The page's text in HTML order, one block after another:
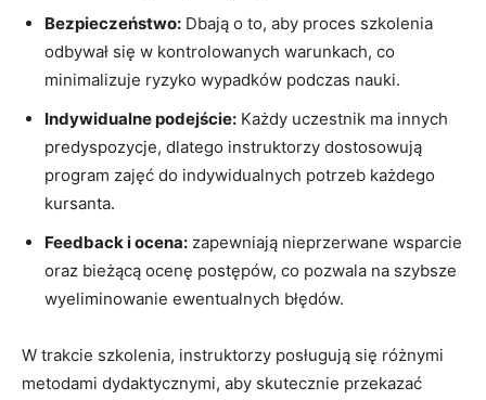
Bezpieczeństwo: Dbają o to, aby proces‍ szkolenia
odbywał ⁤się w kontrolowanych warunkach, co
minimalizuje ryzyko‌ wypadków ⁣podczas nauki.
Indywidualne podejście: Każdy uczestnik ma innych‌
predyspozycje, dlatego instruktorzy dostosowują
program zajęć⁣ do indywidualnych potrzeb każdego
kursanta.
Feedback i ocena: zapewniają ⁤nieprzerwane wsparcie
oraz bieżącą ocenę postępów, co pozwala na szybsze
wyeliminowanie ewentualnych błędów.
W trakcie szkolenia, instruktorzy ‌posługują się różnymi
metodami dydaktycznymi, aby skutecznie przekazać⁣